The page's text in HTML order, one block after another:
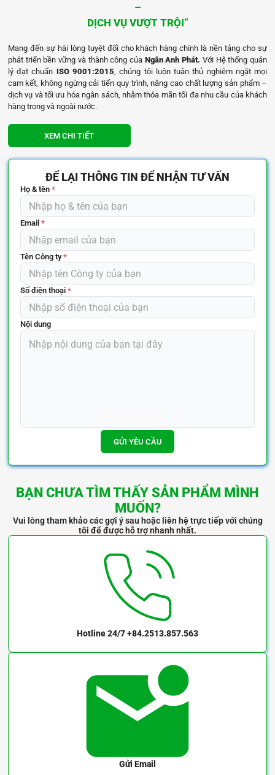
–
DỊCH VỤ VƯỢT TRỘI”
Mang đến sự hài lòng tuyệt đối cho khách hàng chính là nền tảng cho sự
phát triển bền vững và thành công của Ngân Anh Phát. Với Hệ thống quản
lý đạt chuẩn ISO 9001:2015, chúng tôi luôn tuân thủ nghiêm ngặt mọi
cam kết, không ngừng cải tiến quy trình, nâng cao chất lượng sản phẩm –
dịch vụ và tối ưu hóa ngân sách, nhằm thỏa mãn tối đa nhu cầu của khách
hàng trong và ngoài nước.
XEM CHI TIẾT
ĐỂ LẠI THÔNG TIN ĐỂ NHẬN TƯ VẤN
Họ & tên*
Email *
Tên Công ty*
Số điện thoại*
Nội dung
GỬI YÊU CẦU
BẠN CHƯA TÌM THẤY SẢN PHẨM MÌNH
MUỐN?
Vui lòng tham khảo các gợi ý sau hoặc liên hệ trực tiếp với chúng
tôi để được hỗ trợ nhanh nhất.
Hotline 24/7+84.2513.857.563
Gửi Email